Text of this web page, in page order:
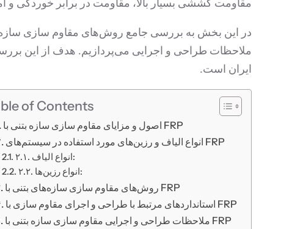
مقاومت کششی بسیار بالا، مقاومت در برابر خوردگی و
ملاحظات طراحی و اجرایی می‌پردازیم. هدف از این
ایران است.
of Contents
۱. اصول و مزایای مقاوم سازی سازه بتنی با FRP
۲. انواع الیاف و رزین‌های مورد استفاده در سیستم‌های FRP
۲.۱. انواع الیاف:
۲.۲. انواع رزین‌ها:
۳. روش‌های مقاوم سازی سازه‌های بتنی با FRP
۴. استانداردهای مرتبط با طراحی و اجرای مقاوم سازی با FRP
۵. ملاحظات طراحی و اجرایی مقاوم سازی سازه بتنی با FRP